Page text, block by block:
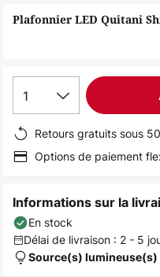
the
Plafonnier LED Quitani
1
Retours gratuits sous
Options de paiement
Informations sur la
En stock
Délai de livraison : 2 - 5
Source(s)